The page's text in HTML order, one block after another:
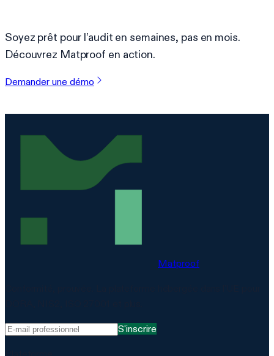
Soyez prêt pour l’audit en semaines, pas en mois.
Découvrez Matproof en action.
Demander une démo
Matproof
S'inscrire